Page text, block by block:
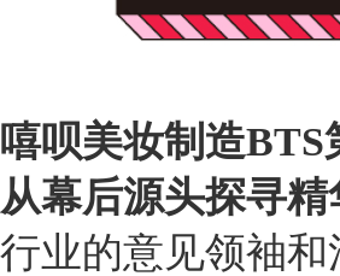
嘻呗美妆制造
从幕后源头探寻
行业的意见领袖